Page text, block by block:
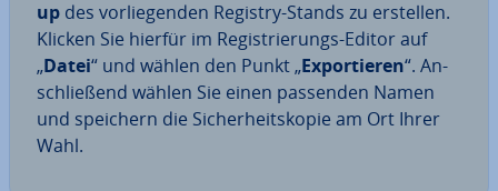
up des vor­lie­gen­den Registry-Stands zu erstellen.
Klicken Sie hierfür im Re­gis­trie­rungs-Editor auf
„Datei“ und wählen den Punkt „Ex­por­tie­ren“. An­
schlie­ßend wählen Sie einen passenden Namen
und speichern die Si­cher­heits­ko­pie am Ort Ihrer
Wahl.